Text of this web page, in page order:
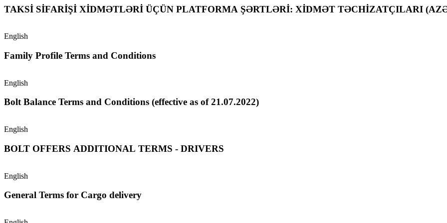
TAKSİ SİFARİŞİ XİDMƏTLƏRİ ÜÇÜN PLATFORMA ŞƏRTLƏRİ: XİDMƏT TƏCHİZATÇILARI
English
Family Profile Terms and Conditions
English
Bolt Balance Terms and Conditions (effective as of 21.07.2022)
English
BOLT OFFERS ADDITIONAL TERMS - DRIVERS
English
General Terms for Cargo delivery